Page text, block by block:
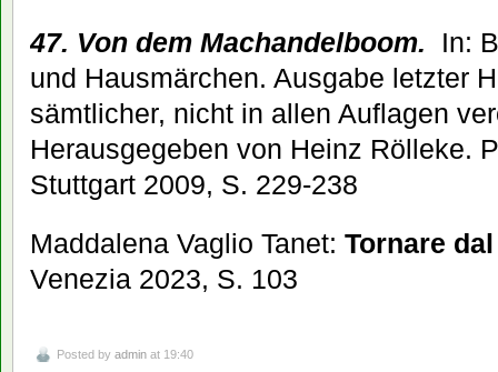
47. Von dem Machandelboom.
In:
und Hausmärchen. Ausgabe letzter
sämtlicher, nicht in allen Auflagen
Herausgegeben von Heinz Rölleke.
Stuttgart 2009, S. 229-238
Maddalena Vaglio Tanet: Tornare
Venezia 2023, S. 103
Posted by admin at 19:40